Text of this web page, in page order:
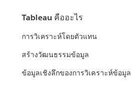
Tableau คืออะไร
การวิเคราะห์โดยตัวแทน
สร้างวัฒนธรรมข้อมูล
ข้อมูลเชิงลึกของการวิเคราะห์ข้อมูล